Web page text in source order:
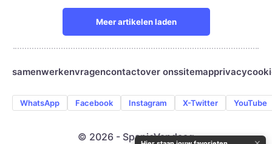
Meer artikelen laden
samenwerkenvragencontactover onssitemapprivacy
WhatsApp Facebook Instagram X-Twitter YouTube
© 2026 - SpanjeVandaag